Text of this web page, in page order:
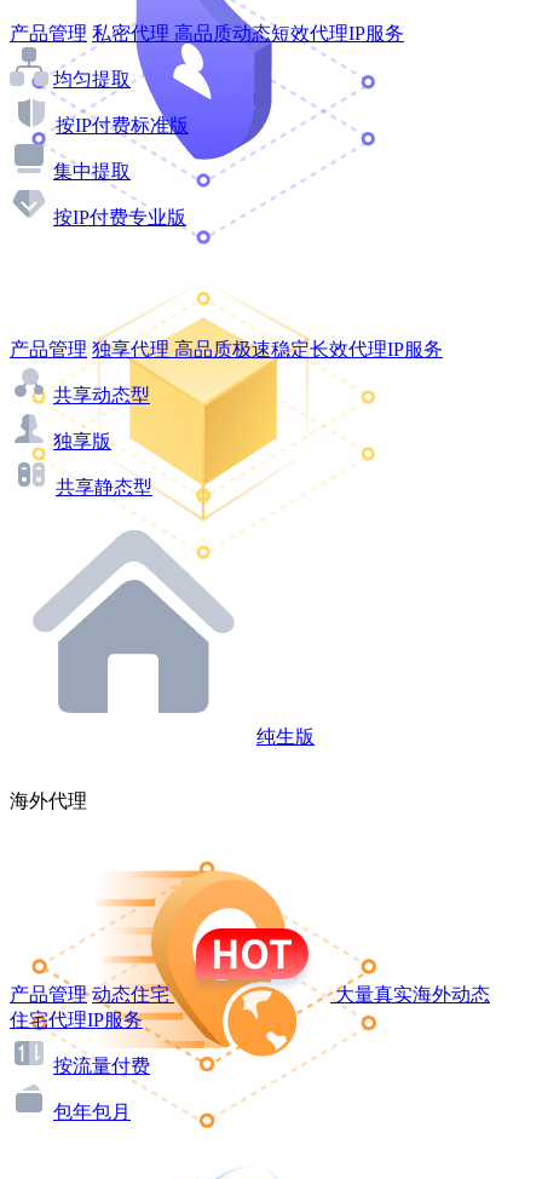
产品管理 私密代理 高品质动态短效代理IP服务
均匀提取
按IP付费标准版
集中提取
按IP付费专业版
产品管理 独享代理 高品质极速稳定长效代理IP服务
共享动态型
独享版
共享静态型
纯生版
海外代理
产品管理 动态住宅
大量真实海外动态
住宅代理IP服务
按流量付费
包年包月